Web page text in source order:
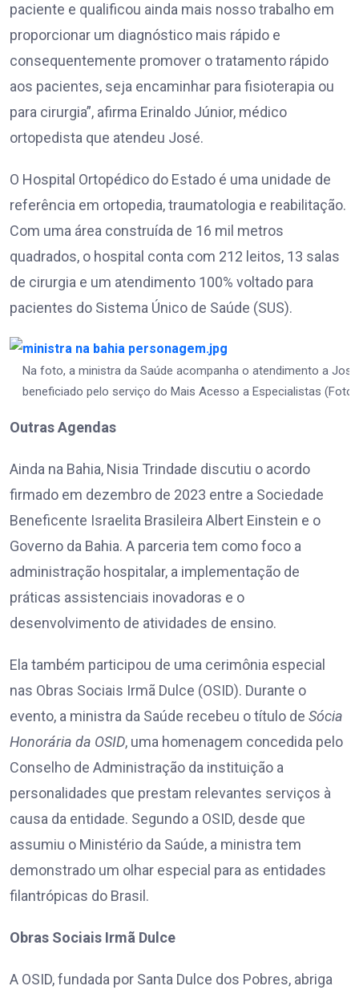
paciente e qualificou ainda mais nosso trabalho em
proporcionar um diagnóstico mais rápido e
consequentemente promover o tratamento rápido
aos pacientes, seja encaminhar para fisioterapia ou
para cirurgia”, afirma Erinaldo Júnior, médico
ortopedista que atendeu José.
O Hospital Ortopédico do Estado é uma unidade de
referência em ortopedia, traumatologia e reabilitação.
Com uma área construída de 16 mil metros
quadrados, o hospital conta com 212 leitos, 13 salas
de cirurgia e um atendimento 100% voltado para
pacientes do Sistema Único de Saúde (SUS).
Na foto, a ministra da Saúde acompanha o atendimento a
beneficiado pelo serviço do Mais Acesso a Especialistas
Outras Agendas
Ainda na Bahia, Nisia Trindade discutiu o acordo
firmado em dezembro de 2023 entre a Sociedade
Beneficente Israelita Brasileira Albert Einstein e o
Governo da Bahia. A parceria tem como foco a
administração hospitalar, a implementação de
práticas assistenciais inovadoras e o
desenvolvimento de atividades de ensino.
Ela também participou de uma cerimônia especial
nas Obras Sociais Irmã Dulce (OSID). Durante o
evento, a ministra da Saúde recebeu o título de Sócia
Honorária da OSID, uma homenagem concedida pelo
Conselho de Administração da instituição a
personalidades que prestam relevantes serviços à
causa da entidade. Segundo a OSID, desde que
assumiu o Ministério da Saúde, a ministra tem
demonstrado um olhar especial para as entidades
filantrópicas do Brasil.
Obras Sociais Irmã Dulce
A OSID, fundada por Santa Dulce dos Pobres, abriga